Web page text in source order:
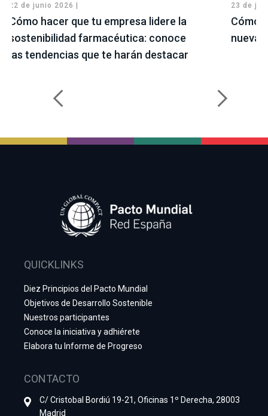
22 de junio 2026 |
Cómo hacer que tu empresa lidere la
sostenibilidad farmacéutica: conoce
las tendencias que te harán destacar
23 de
Cómo
nueva
QUICKLINKS
Diez Principios del Pacto Mundial
Objetivos de Desarrollo Sostenible
Nuestros participantes
Conoce la iniciativa y adhiérete
Elabora tu Informe de Progreso
CONTACTO
C/ Cristobal Bordiú 19-21, Oficinas 1º Derecha, 28003
Madrid